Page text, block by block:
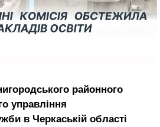
районного
управління
в Черкаській області